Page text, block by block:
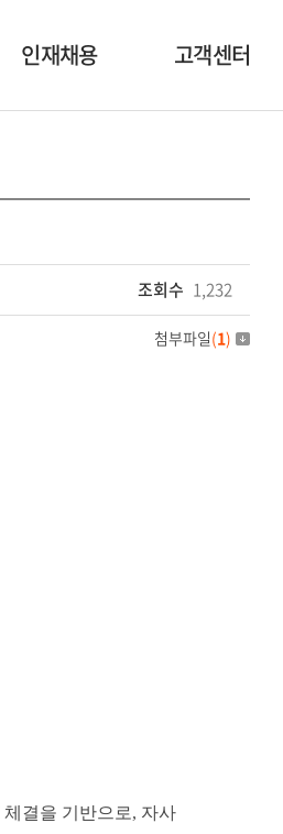
인재채용
복리후생
고객센터
1:1 문의
조회수 1,232
첨부파일(1)
결을 기반으로, 자사